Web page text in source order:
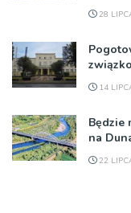
28
14
Będzie
na
22